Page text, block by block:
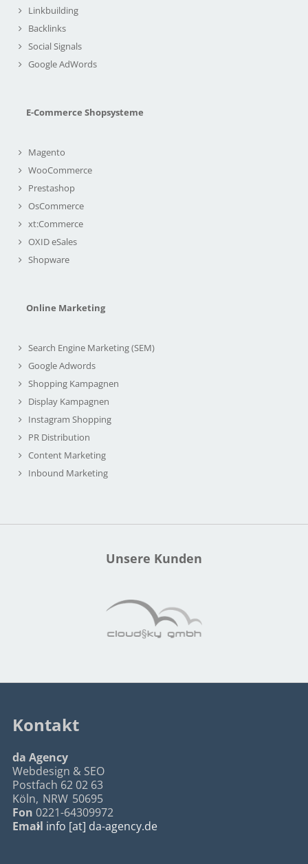
Linkbuilding
Backlinks
Social Signals
Google AdWords
E-Commerce Shopsysteme
Magento
WooCommerce
Prestashop
OsCommerce
xt:Commerce
OXID eSales
Shopware
Online Marketing
Search Engine Marketing (SEM)
Google Adwords
Shopping Kampagnen
Display Kampagnen
Instagram Shopping
PR Distribution
Content Marketing
Inbound Marketing
Unsere Kunden
Kontakt
da Agency
Webdesign & SEO
Postfach 62 02 63
Köln, NRW 50695
Fon 0221-64309972
Email info [at] da-agency.de